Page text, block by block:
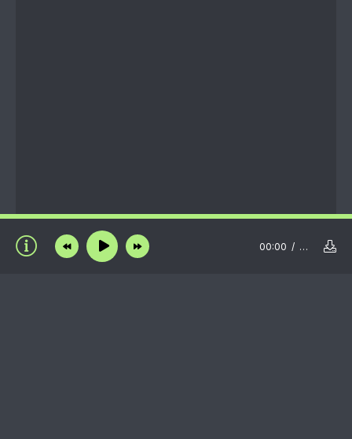
00:00 …